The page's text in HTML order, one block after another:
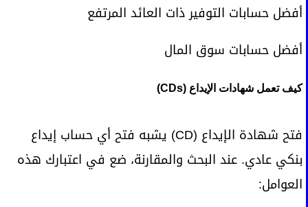
أفضل حسابات التوفير ذات العائد المرتفع
أفضل حسابات سوق المال
كيف تعمل شهادات الإيداع (CDs)
فتح شهادة الإيداع (CD) يشبه فتح أي حساب إيداع
بنكي عادي. عند البحث والمقارنة، ضع في اعتبارك هذه
العوامل: